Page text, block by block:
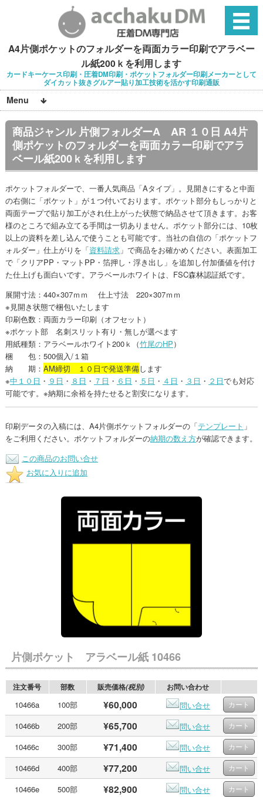
A4片側ポケットのフォルダーを両面カラー印刷でアラベー
ル紙200ｋを利用します
カードキーケース印刷・圧着DM印刷・ポケットフォルダー印刷メーカーとして
ダイカット抜きグルアー貼り加工技術を活かす印刷通販
Menu
商品ジャンル 片側フォルダーA AR １０日 A4片
側ポケットのフォルダーを両面カラー印刷でアラ
ベール紙200ｋを利用します
ポケットフォルダーで、一番人気商品「Aタイプ」。見開きにすると中面
の右側に「ポケット」が１つ付いております。ポケット部分もしっかりと
両面テープで貼り加工がされ仕上がった状態で納品させて頂きます。お客
様のところで組み立てる手間は一切ありません。ポケット部分には、10枚
以上の資料を差し込んで使うことも可能です。当社の自信の「ポケットフ
ォルダー」仕上がりを「資料請求」で商品をお確かめください。表面加工
で「クリアPP・マットPP・箔押し・浮き出し」を追加し付加価値を付け
た仕上げも面白いです。アラベールホワイトは、FSC森林認証紙です。
展開寸法：440×307ｍｍ 仕上寸法 220×307ｍｍ
※見開き状態で梱包いたします
印刷色数：両面カラー印刷（オフセット）
※ポケット部 名刺スリット有り・無しが選べます
用紙種類：アラベールホワイト200ｋ（竹尾のHP）
梱 包：500個入/１箱
納 期： AM締切 １０日で発送準備します
※中１０日 ・ ９日 ・ ８日 ・ ７日 ・ ６日 ・ ５日 ・ ４日 ・ ３日 ・ ２日でも対応
可能です。※納期に余裕を持たせると割安になります。
印刷データの入稿には、A4片側ポケットフォルダーの「テンプレート 」
をご利用ください。ポケットフォルダーの納期の数え方が確認できます。
この商品のお問い合せ
お気に入りに追加
片側ポケット アラベール紙 10466
注文番号 部数 販売価格(税別) お問い合わせ
10466a 100部 ¥60,000
問い合せ
10466b
200部 ¥65,700
問い合せ
10466c
300部 ¥71,400
問い合せ
10466d
400部 ¥77,200
問い合せ
10466e
500部 ¥82,900
問い合せ